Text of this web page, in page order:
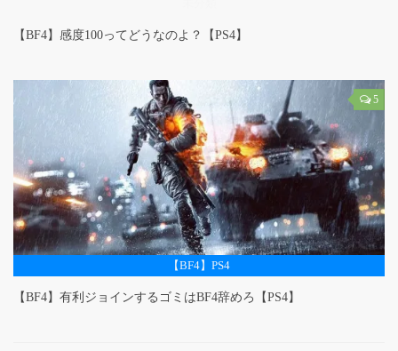
【BF4】感度100ってどうなのよ？【PS4】
5
【BF4】PS4
【BF4】有利ジョインするゴミはBF4辞めろ【PS4】